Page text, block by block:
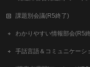
課題別会議(R5終了)
わかりやすい情報部会(R5
手話言語＆コミュニケーシ